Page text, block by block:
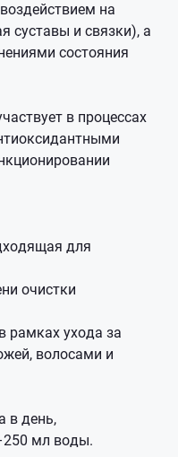
на
суставы и связки), а
состояния
в процессах
для
очистки
рамках ухода за
волосами и
в день,
мл воды.